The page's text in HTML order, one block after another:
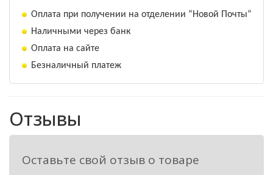
Оплата при получении на отделении “Новой Почты”
Наличными через банк
Оплата на сайте
Безналичный платеж
Отзывы
Оставьте свой отзыв о товаре